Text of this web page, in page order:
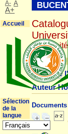
Détail de
Auteur
A- A
A+
Accueil
Sélection
de la
langue